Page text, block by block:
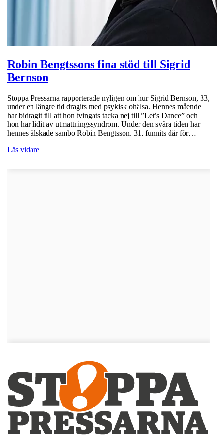
Robin Bengtssons fina stöd till Sigrid
Bernson
Stoppa Pressarna rapporterade nyligen om hur Sigrid Bernson, 33,
under en längre tid dragits med psykisk ohälsa. Hennes mående
har bidragit till att hon tvingats tacka nej till ”Let’s Dance” och
hon har lidit av utmattningssyndrom. Under den svåra tiden har
hennes älskade sambo Robin Bengtsson, 31, funnits där för…
Läs vidare